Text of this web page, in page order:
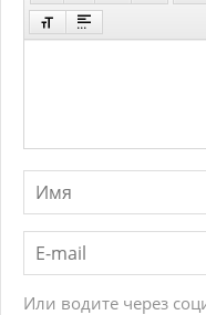
Или водите через